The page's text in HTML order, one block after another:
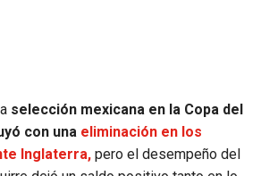
selección mexicana en la Copa del
con una eliminación en los
Inglaterra, pero el desempeño del